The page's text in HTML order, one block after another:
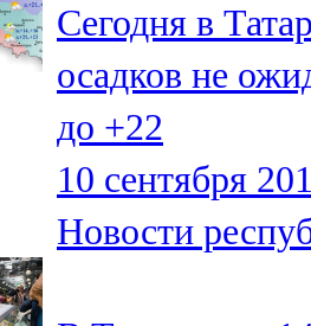
107,0 FM
Яр Чаллы
105,5 FM
Сегодня в
осадков не
до +22
10 сентября
Новости